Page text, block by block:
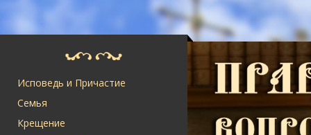
Исповедь и Причастие
Семья
Крещение